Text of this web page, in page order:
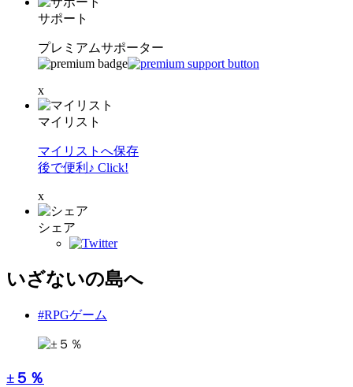
サポート
プレミアムサポーター
x
マイリスト
マイリストへ保存
後で便利♪ Click!
x
シェア
いざないの島へ
#RPGゲーム
±５％